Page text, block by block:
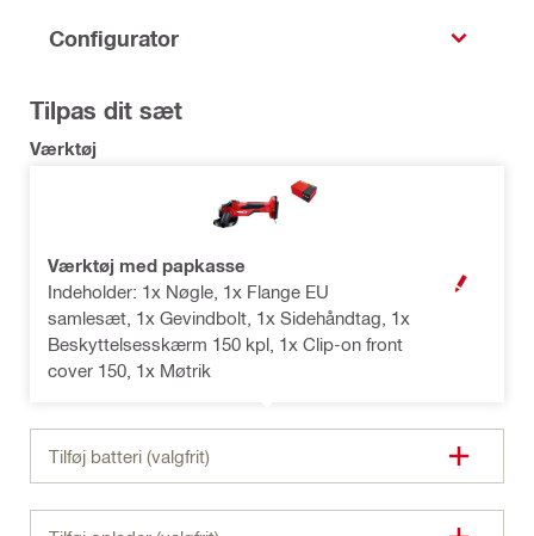
Configurator
Tilpas dit sæt
Værktøj
Værktøj med papkasse
Indeholder: 1x Nøgle, 1x Flange EU
samlesæt, 1x Gevindbolt, 1x Sidehåndtag, 1x
Beskyttelsesskærm 150 kpl, 1x Clip-on front
cover 150, 1x Møtrik
OPEN MODAL
Tilføj batteri (valgfrit)